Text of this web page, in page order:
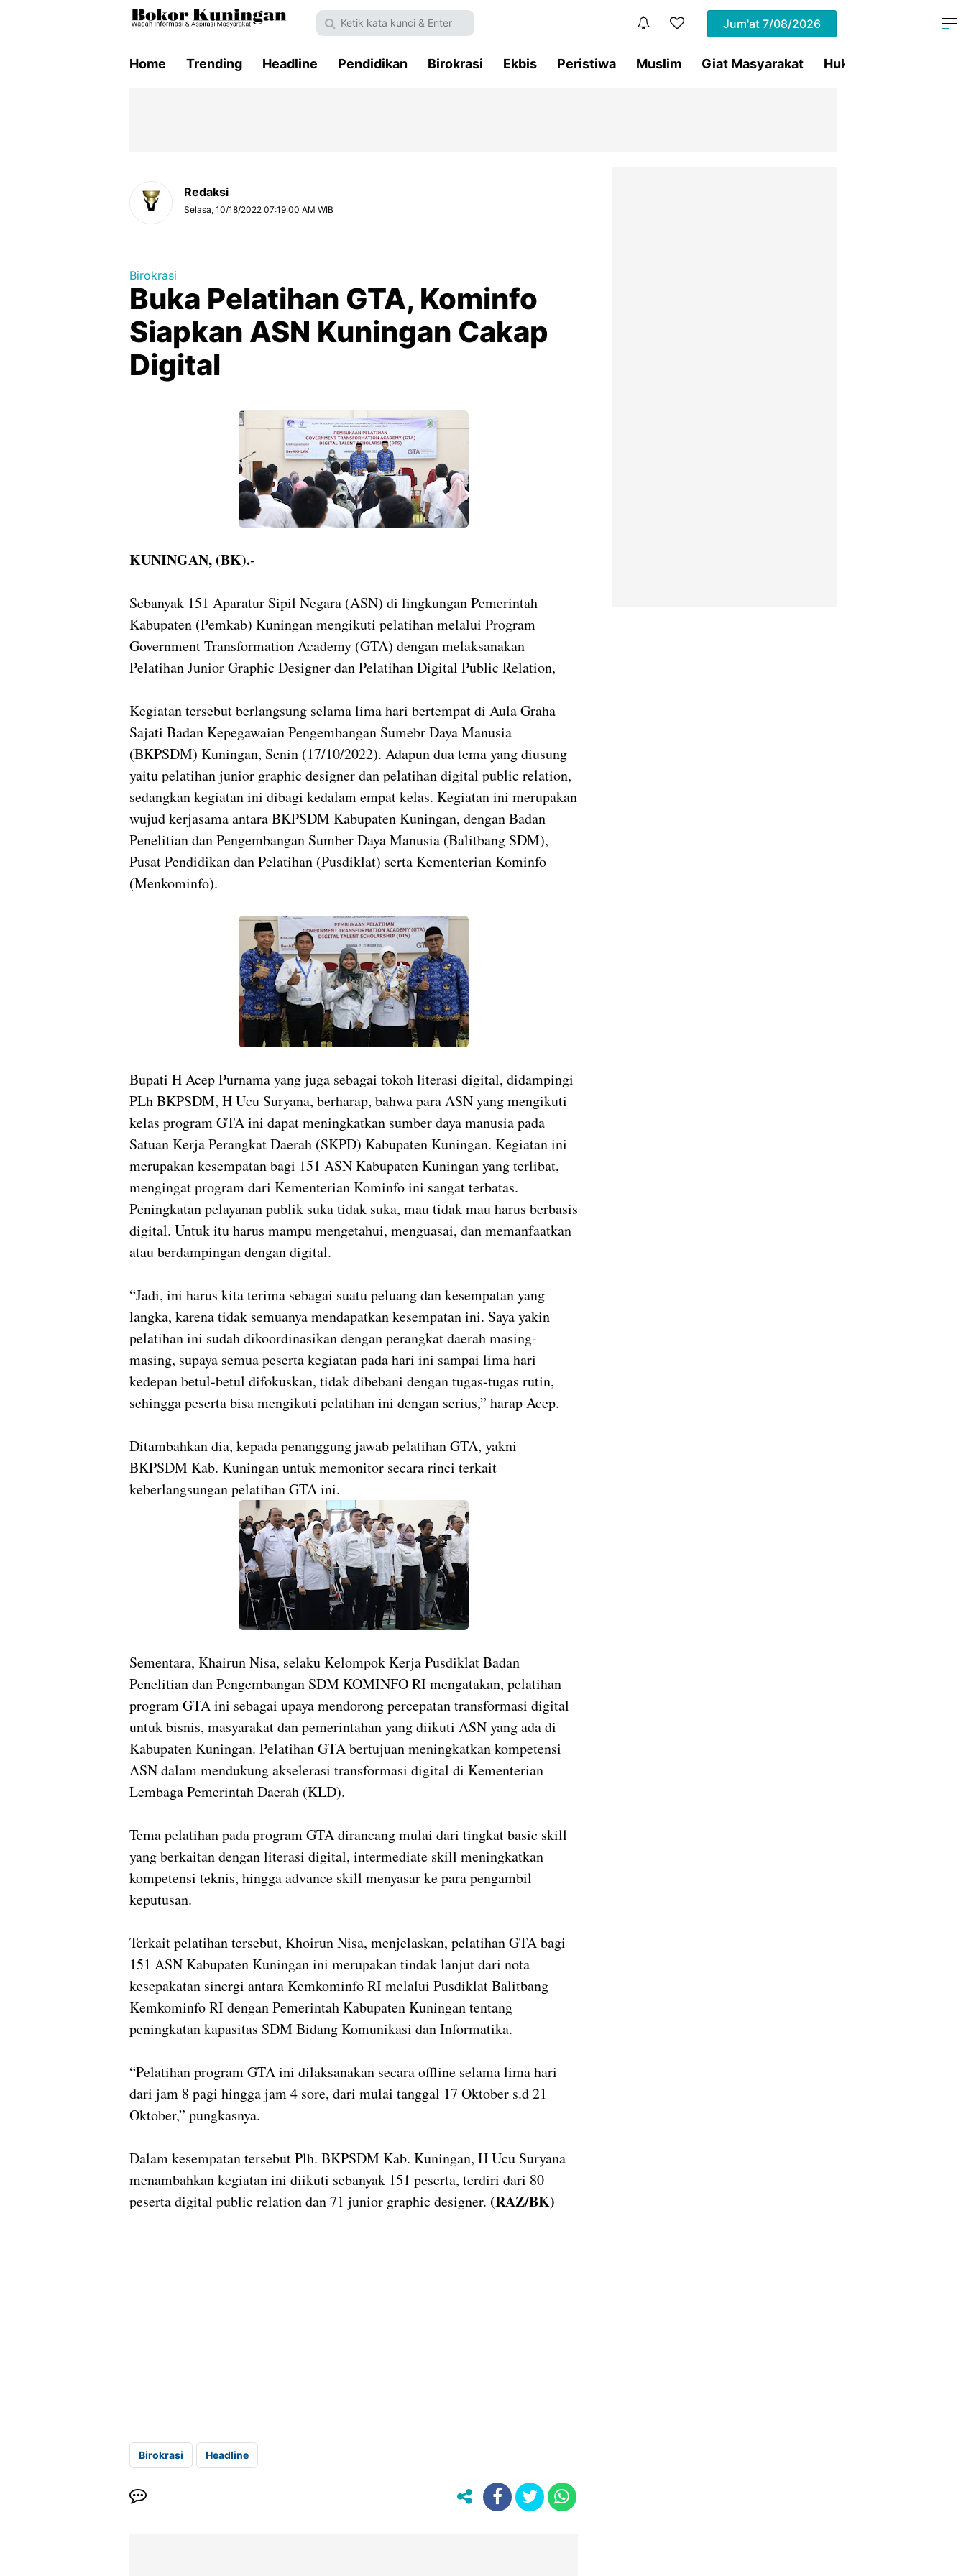
Jum'at 7/08/2026
Home Trending Headline Pendidikan Birokrasi Ekbis Peristiwa Muslim Giat Masyarakat Hukum
Redaksi
Selasa, 10/18/2022 07:19:00 AM WIB
Birokrasi
Buka Pelatihan GTA, Kominfo
Siapkan ASN Kuningan Cakap
Digital
KUNINGAN, (BK).-
Sebanyak 151 Aparatur Sipil Negara (ASN) di lingkungan Pemerintah
Kabupaten (Pemkab) Kuningan mengikuti pelatihan melalui Program
Government Transformation Academy (GTA) dengan melaksanakan
Pelatihan Junior Graphic Designer dan Pelatihan Digital Public Relation,
Kegiatan tersebut berlangsung selama lima hari bertempat di Aula Graha
Sajati Badan Kepegawaian Pengembangan Sumebr Daya Manusia
(BKPSDM) Kuningan, Senin (17/10/2022). Adapun dua tema yang diusung
yaitu pelatihan junior graphic designer dan pelatihan digital public relation,
sedangkan kegiatan ini dibagi kedalam empat kelas. Kegiatan ini merupakan
wujud kerjasama antara BKPSDM Kabupaten Kuningan, dengan Badan
Penelitian dan Pengembangan Sumber Daya Manusia (Balitbang SDM),
Pusat Pendidikan dan Pelatihan (Pusdiklat) serta Kementerian Kominfo
(Menkominfo).
Bupati H Acep Purnama yang juga sebagai tokoh literasi digital, didampingi
PLh BKPSDM, H Ucu Suryana, berharap, bahwa para ASN yang mengikuti
kelas program GTA ini dapat meningkatkan sumber daya manusia pada
Satuan Kerja Perangkat Daerah (SKPD) Kabupaten Kuningan. Kegiatan ini
merupakan kesempatan bagi 151 ASN Kabupaten Kuningan yang terlibat,
mengingat program dari Kementerian Kominfo ini sangat terbatas.
Peningkatan pelayanan publik suka tidak suka, mau tidak mau harus berbasis
digital. Untuk itu harus mampu mengetahui, menguasai, dan memanfaatkan
atau berdampingan dengan digital.
“Jadi, ini harus kita terima sebagai suatu peluang dan kesempatan yang
langka, karena tidak semuanya mendapatkan kesempatan ini. Saya yakin
pelatihan ini sudah dikoordinasikan dengan perangkat daerah masing-
masing, supaya semua peserta kegiatan pada hari ini sampai lima hari
kedepan betul-betul difokuskan, tidak dibebani dengan tugas-tugas rutin,
sehingga peserta bisa mengikuti pelatihan ini dengan serius,” harap Acep.
Ditambahkan dia, kepada penanggung jawab pelatihan GTA, yakni
BKPSDM Kab. Kuningan untuk memonitor secara rinci terkait
keberlangsungan pelatihan GTA ini.
Sementara, Khairun Nisa, selaku Kelompok Kerja Pusdiklat Badan
Penelitian dan Pengembangan SDM KOMINFO RI mengatakan, pelatihan
program GTA ini sebagai upaya mendorong percepatan transformasi digital
untuk bisnis, masyarakat dan pemerintahan yang diikuti ASN yang ada di
Kabupaten Kuningan. Pelatihan GTA bertujuan meningkatkan kompetensi
ASN dalam mendukung akselerasi transformasi digital di Kementerian
Lembaga Pemerintah Daerah (KLD).
Tema pelatihan pada program GTA dirancang mulai dari tingkat basic skill
yang berkaitan dengan literasi digital, intermediate skill meningkatkan
kompetensi teknis, hingga advance skill menyasar ke para pengambil
keputusan.
Terkait pelatihan tersebut, Khoirun Nisa, menjelaskan, pelatihan GTA bagi
151 ASN Kabupaten Kuningan ini merupakan tindak lanjut dari nota
kesepakatan sinergi antara Kemkominfo RI melalui Pusdiklat Balitbang
Kemkominfo RI dengan Pemerintah Kabupaten Kuningan tentang
peningkatan kapasitas SDM Bidang Komunikasi dan Informatika.
“Pelatihan program GTA ini dilaksanakan secara offline selama lima hari
dari jam 8 pagi hingga jam 4 sore, dari mulai tanggal 17 Oktober s.d 21
Oktober,” pungkasnya.
Dalam kesempatan tersebut Plh. BKPSDM Kab. Kuningan, H Ucu Suryana
menambahkan kegiatan ini diikuti sebanyak 151 peserta, terdiri dari 80
peserta digital public relation dan 71 junior graphic designer. (RAZ/BK)
Birokrasi Headline